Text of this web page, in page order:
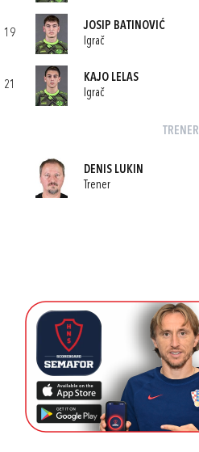
19
JOSIP BATINOVIĆ
Igrač
21
KAJO LELAS
Igrač
TRENER
DENIS LUKIN
Trener